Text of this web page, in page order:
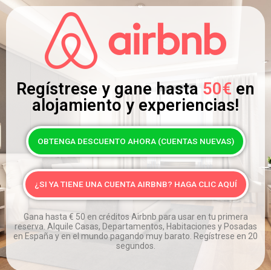
Regístrese y gane hasta 50€ en
alojamiento y experiencias!
OBTENGA DESCUENTO AHORA (CUENTAS NUEVAS)
¿SI YA TIENE UNA CUENTA AIRBNB? HAGA CLIC AQUÍ
Gana hasta € 50 en créditos Airbnb para usar en tu primera
reserva. Alquile Casas, Departamentos, Habitaciones y Posadas
en España y en el mundo pagando muy barato. Regístrese en 20
segundos.